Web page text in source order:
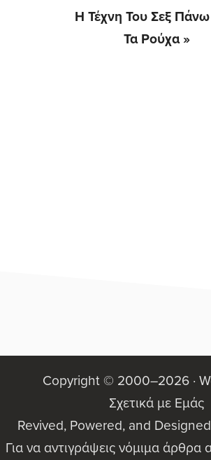
Next
Η Τέχνη Του Σεξ
Τα Ρούχα »
Footer
Copyright © 2000–2026 ·
Σχετικά με Εμάς
Revived, Powered, and
Για να αντιγράψεις νόμιμα άρθρα